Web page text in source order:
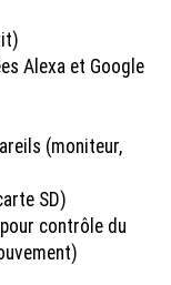
Alexa et Google
(moniteur,
SD)
contrôle du